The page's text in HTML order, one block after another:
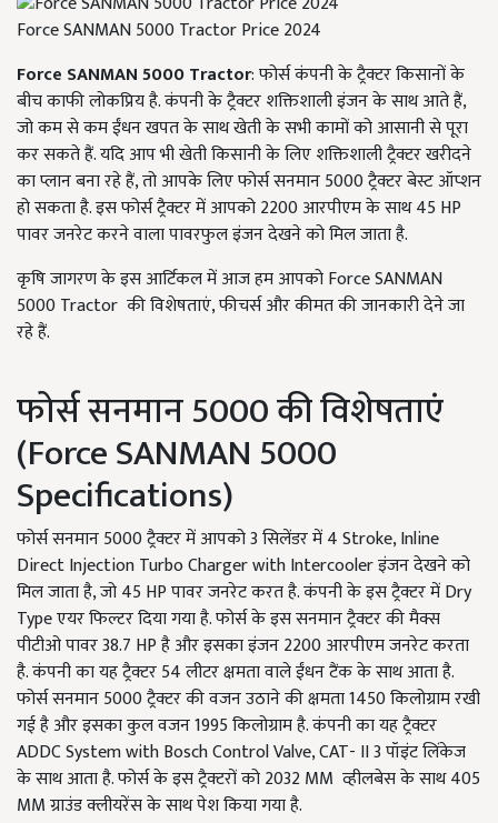
Force SANMAN 5000 Tractor Price 2024
Force SANMAN 5000 Tractor: फोर्स कंपनी के ट्रैक्टर किसानों के
बीच काफी लोकप्रिय है. कंपनी के ट्रैक्टर शक्तिशाली इंजन के साथ आते हैं,
जो कम से कम ईंधन खपत के साथ खेती के सभी कामों को आसानी से पूरा
कर सकते हैं. यदि आप भी खेती किसानी के लिए शक्तिशाली ट्रैक्टर खरीदने
का प्लान बना रहे हैं, तो आपके लिए फोर्स सनमान 5000 ट्रैक्टर बेस्ट ऑप्शन
हो सकता है. इस फोर्स ट्रैक्टर में आपको 2200 आरपीएम के साथ 45 HP
पावर जनरेट करने वाला पावरफुल इंजन देखने को मिल जाता है.
कृषि जागरण के इस आर्टिकल में आज हम आपको Force SANMAN
5000 Tractor की विशेषताएं, फीचर्स और कीमत की जानकारी देने जा
रहे हैं.
फोर्स सनमान 5000 की विशेषताएं
(Force SANMAN 5000
Specifications)
फोर्स सनमान 5000 ट्रैक्टर में आपको 3 सिलेंडर में 4 Stroke, Inline
Direct Injection Turbo Charger with Intercooler इंजन देखने को
मिल जाता है, जो 45 HP पावर जनरेट करत है. कंपनी के इस ट्रैक्टर में Dry
Type एयर फिल्टर दिया गया है. फोर्स के इस सनमान ट्रैक्टर की मैक्स
पीटीओ पावर 38.7 HP है और इसका इंजन 2200 आरपीएम जनरेट करता
है. कंपनी का यह ट्रैक्टर 54 लीटर क्षमता वाले ईंधन टैंक के साथ आता है.
फोर्स सनमान 5000 ट्रैक्टर की वजन उठाने की क्षमता 1450 किलोग्राम रखी
गई है और इसका कुल वजन 1995 किलोग्राम है. कंपनी का यह ट्रैक्टर
ADDC System with Bosch Control Valve, CAT- II 3 पॉइंट लिंकेज
के साथ आता है. फोर्स के इस ट्रैक्टरों को 2032 MM व्हीलबेस के साथ 405
MM ग्राउंड क्लीयरेंस के साथ पेश किया गया है.